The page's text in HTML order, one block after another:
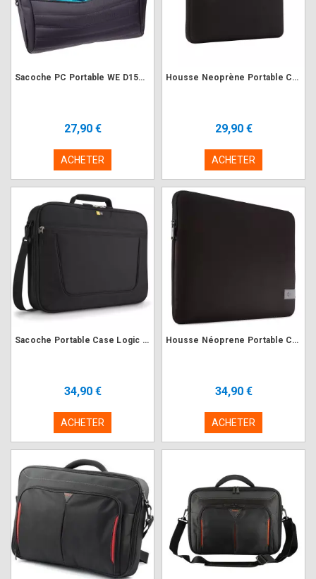
Sacoche PC Portable WE D15N2 Design V2 15.6-16" Nylon Noir
27,90 €
ACHETER
Housse Neoprène Portable Case Logic LAPS114K Noir 14"
29,90 €
ACHETER
Sacoche Portable Case Logic VNCi-217 Noir 17.3"
34,90 €
ACHETER
Housse Néoprene Portable Case Logic REFPC-116 Noir 15" à 16"
34,90 €
ACHETER